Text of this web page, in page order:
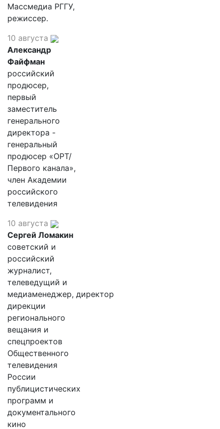
Массмедиа РГГУ,
режиссер.
10 августа
Александр
Файфман
российский
продюсер,
первый
заместитель
генерального
директора -
генеральный
продюсер «ОРТ/
Первого канала»,
член Академии
российского
телевидения
10 августа
Сергей Ломакин
советский и
российский
журналист,
телеведущий и
медиаменеджер, директор
дирекции
регионального
вещания и
спецпроектов
Общественного
телевидения
России
публицистических
программ и
документального
кино